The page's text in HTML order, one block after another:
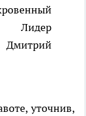
Лидер
Дмитрий
уточнив,